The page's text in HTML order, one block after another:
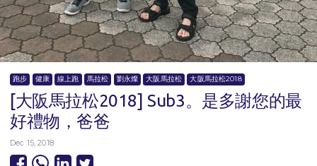
跑步 健康 線上跑 馬拉松 劉永燦 大阪馬拉松 大阪馬拉松2018
[大阪馬拉松2018] Sub3。是多謝您的最
好禮物，爸爸
Dec 15, 2018